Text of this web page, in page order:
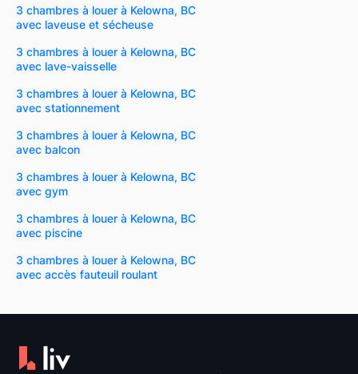
3 chambres à louer à Kelowna, BC
avec laveuse et sécheuse
3 chambres à louer à Kelowna, BC
avec lave-vaisselle
3 chambres à louer à Kelowna, BC
avec stationnement
3 chambres à louer à Kelowna, BC
avec balcon
3 chambres à louer à Kelowna, BC
avec gym
3 chambres à louer à Kelowna, BC
avec piscine
3 chambres à louer à Kelowna, BC
avec accès fauteuil roulant